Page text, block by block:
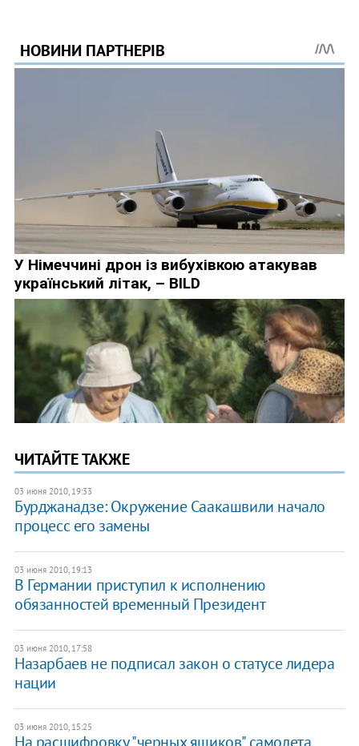
ЧИТАЙТЕ ТАКЖЕ
03 июня 2010, 19:33
Бурджанадзе: Окружение Саакашвили начало
процесс его замены
03 июня 2010, 19:13
В Германии приступил к исполнению
обязанностей временный Президент
03 июня 2010, 17:58
Назарбаев не подписал закон о статусе лидера
нации
03 июня 2010, 15:25
На расшифровку "черных ящиков" самолета